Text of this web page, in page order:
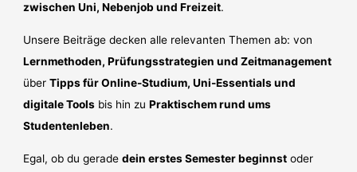
zwischen Uni, Nebenjob und Freizeit.
Unsere Beiträge decken alle relevanten Themen ab: von
Lernmethoden, Prüfungsstrategien und Zeitmanagement
überTipps für Online-Studium, Uni-Essentials und
digitale Tools bis hin zuPraktischem rund ums
Studentenleben.
Egal, ob du geradedein erstes Semester beginnst oder